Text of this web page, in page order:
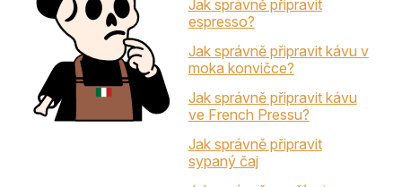
Jak správně připravit
espresso?
Jak správně připravit kávu v
moka konvičce?
Jak správně připravit kávu
ve French Pressu?
Jak správně připravit
sypaný čaj